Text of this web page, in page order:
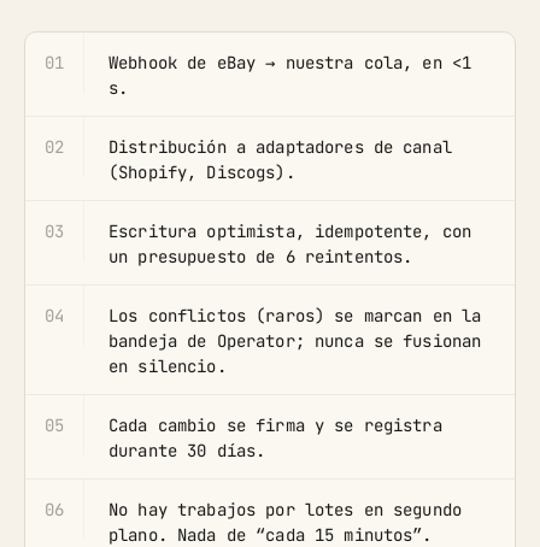
01
Webhook de eBay → nuestra cola, en <1
s.
02
Distribución a adaptadores de canal
(Shopify, Discogs).
03
Escritura optimista, idempotente, con
un presupuesto de 6 reintentos.
04
Los conflictos (raros) se marcan en la
bandeja de Operator; nunca se fusionan
en silencio.
05
Cada cambio se firma y se registra
durante 30 días.
06
No hay trabajos por lotes en segundo
plano. Nada de “cada 15 minutos”.